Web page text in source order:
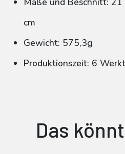
cm
Gewicht: 575,3g
Produktionszeit: 6
Das